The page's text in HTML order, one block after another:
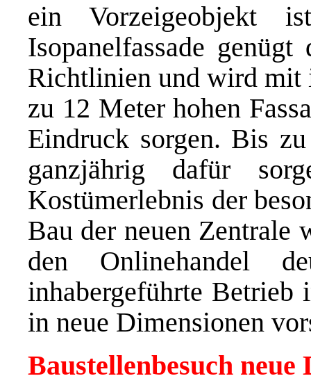
ein Vorzeigeobjekt
Isopanelfassade genügt
Richtlinien und wird mit
zu 12 Meter hohen
Eindruck sorgen. Bis
ganzjährig dafür
Kostümerlebnis der
Bau der neuen Zentrale
den Onlinehandel
inhabergeführte Betrieb
in neue Dimensionen
Baustellenbesuch